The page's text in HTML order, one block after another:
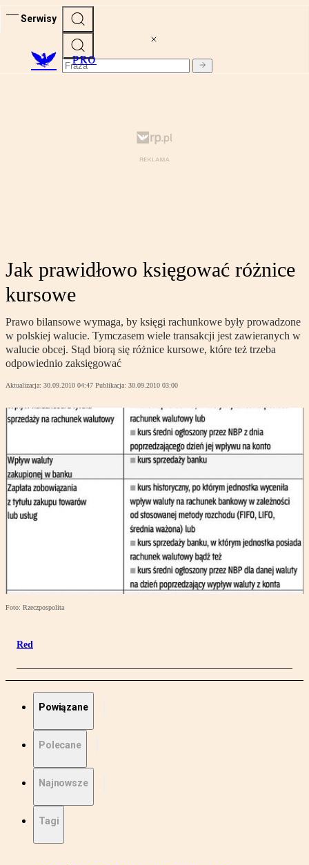
Serwisy
PRO
Jak prawidłowo księgować różnice
kursowe
Prawo bilansowe wymaga, by księgi rachunkowe były prowadzone
w polskiej walucie. Tymczasem wiele transakcji jest zawieranych w
walucie obcej. Stąd biorą się różnice kursowe, które też trzeba
odpowiednio zaksięgować
Aktualizacja: 30.09.2010 04:47 Publikacja: 30.09.2010 03:00
Foto: Rzeczpospolita
Red
Powiązane
Polecane
Najnowsze
Tagi